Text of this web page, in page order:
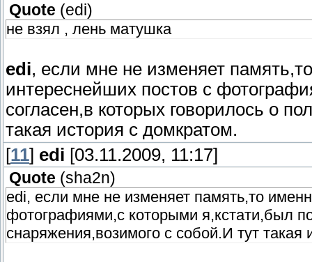
Quote (edi)
не взял , лень матушка
edi, если мне не изменяет
интереснейших постов с
согласен,в которых говорилось о
такая история с домкратом.
[11] edi [03.11.2009, 11:17]
Quote (sha2n)
edi, если мне не изменяет память,то
фотографиями,с которыми я,кстати,был
снаряжения,возимого с собой.И тут такая